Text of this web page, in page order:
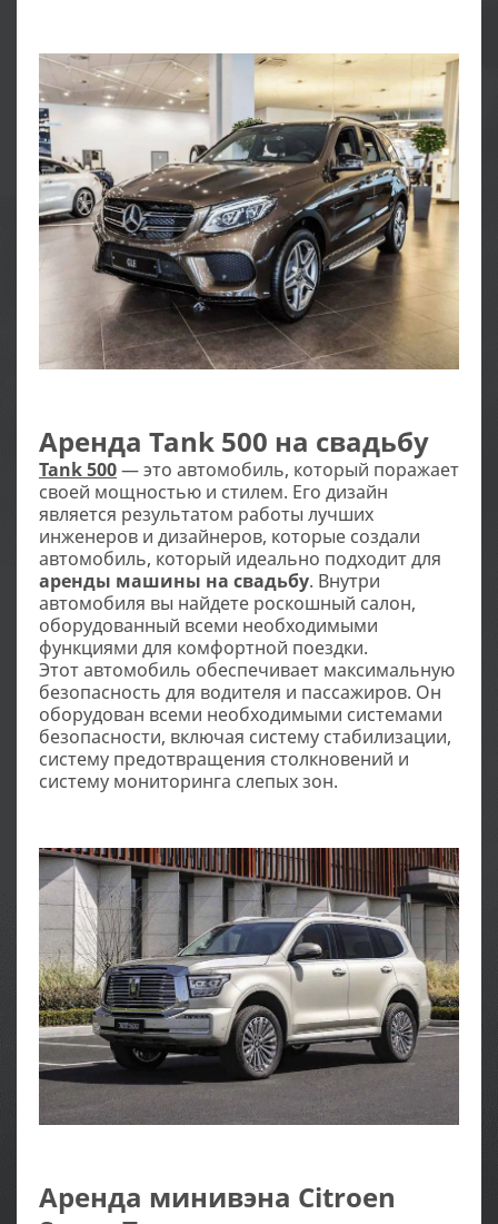
Аренда Tank 500 на свадьбу
Tank 500— это автомобиль, который поражает
своей мощностью и стилем. Его дизайн
является результатом работы лучших
инженеров и дизайнеров, которые создали
автомобиль, который идеально подходит для
аренды машины на свадьбу. Внутри
автомобиля вы найдете роскошный салон,
оборудованный всеми необходимыми
функциями для комфортной поездки.
Этот автомобиль обеспечивает максимальную
безопасность для водителя и пассажиров. Он
оборудован всеми необходимыми системами
безопасности, включая систему стабилизации,
систему предотвращения столкновений и
систему мониторинга слепых зон.
Аренда минивэна Citroen